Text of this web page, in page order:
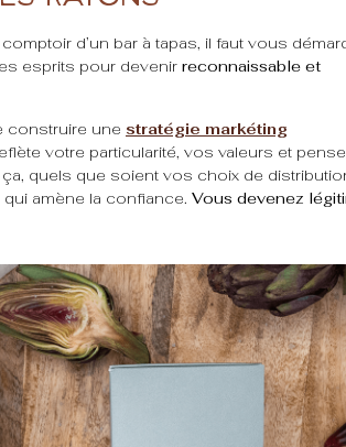
d’un bar à tapas, il faut vous
esprits pour devenir reconnaissable et
construire une stratégie markéting
votre particularité, vos valeurs et
quels que soient vos choix de
amène la confiance. Vous devenez